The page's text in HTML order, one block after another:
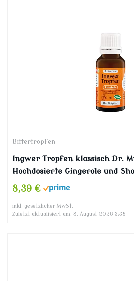
Bittertropfen
Ingwer Tropfen klassisch Dr.
Hochdosierte Gingerole und
Ingwertee, Ingwerwasser, als
1×20 ml
8,39 €
inkl. gesetzlicher MwSt.
Zuletzt aktualisiert am: 8. August 2026 3:35